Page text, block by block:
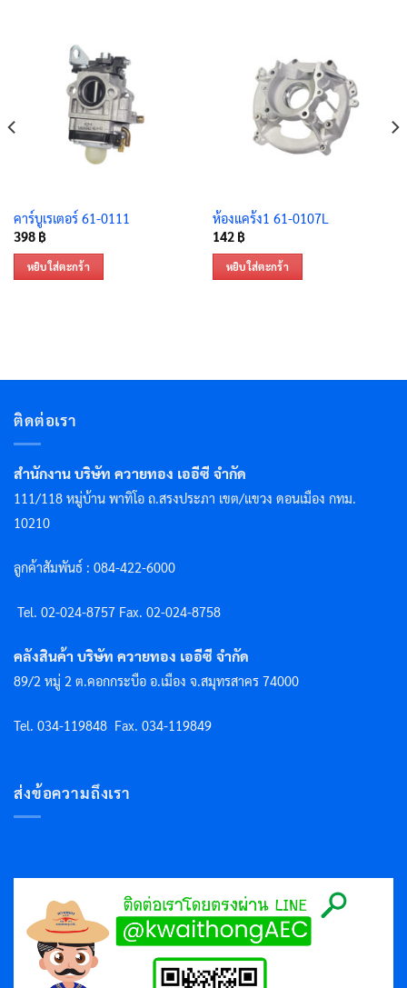
คาร์บูเรเตอร์ 61-0111
398 ฿
หยิบใส่ตะกร้า
ห้องแคร้ง1 61-0107L
142 ฿
หยิบใส่ตะกร้า
ติดต่อเรา
สำนักงาน บริษัท ควายทอง เออีซี จำกัด
111/118 หมู่บ้าน พาทิโอ ถ.สรงประภา เขต/แขวง ดอนเมือง กทม.
10210
ลูกค้าสัมพันธ์ : 084-422-6000
Tel. 02-024-8757 Fax. 02-024-8758
คลังสินค้า บริษัท ควายทอง เออีซี จำกัด
89/2 หมู่ 2 ต.คอกกระบือ อ.เมือง จ.สมุทรสาคร 74000
Tel. 034-119848 Fax. 034-119849
ส่งข้อความถึงเรา